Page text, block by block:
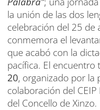
la unión de las dos
celebración del 25 de
conmemora el
que acabó con la
pacífica. El encuentro
20, organizado por la
colaboración del
del Concello de Xinzo.